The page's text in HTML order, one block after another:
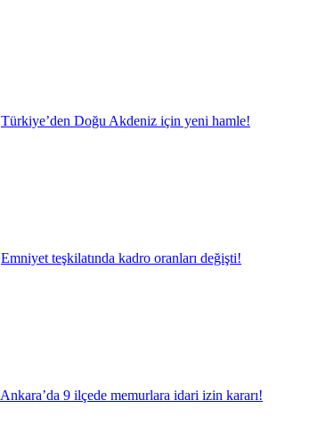
Türkiye’den Doğu Akdeniz için yeni hamle!
Emniyet teşkilatında kadro oranları değişti!
Ankara’da 9 ilçede memurlara idari izin kararı!